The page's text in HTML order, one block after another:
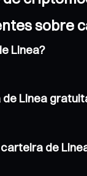
sobre
Linea?
Linea
de